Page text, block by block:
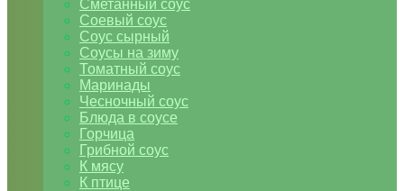
Сметанный соус
Соевый соус
Соус сырный
Соусы на зиму
Томатный соус
Маринады
Чесночный соус
Блюда в соусе
Горчица
Грибной соус
К мясу
К птице